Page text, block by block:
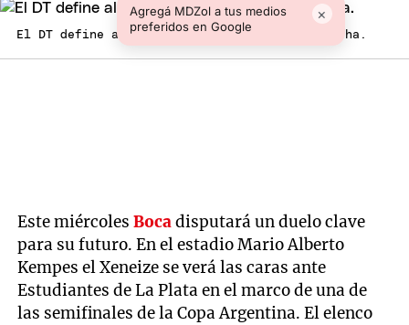
Agregá MDZol a tus medios
preferidos en Google
×
El DT define al equipo para enfrentar al Pincha.
Este miércolesBocadisputará un duelo clave
para su futuro. En el estadio Mario Alberto
Kempes el Xeneize se verá las caras ante
Estudiantes de La Plata en el marco de una de
las semifinales de la Copa Argentina. El elenco